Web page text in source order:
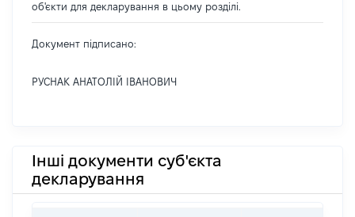
об'єкти для декларування в цьому розділі.
Документ підписано:
РУСНАК АНАТОЛІЙ ІВАНОВИЧ
Інші документи суб'єкта
декларування